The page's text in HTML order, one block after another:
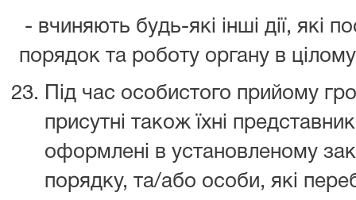
- вчиняють будь-які інші дії, які
порядок та роботу органу в
Під час особистого прийому
присутні також їхні
оформлені в установленому
порядку, та/або особи, які